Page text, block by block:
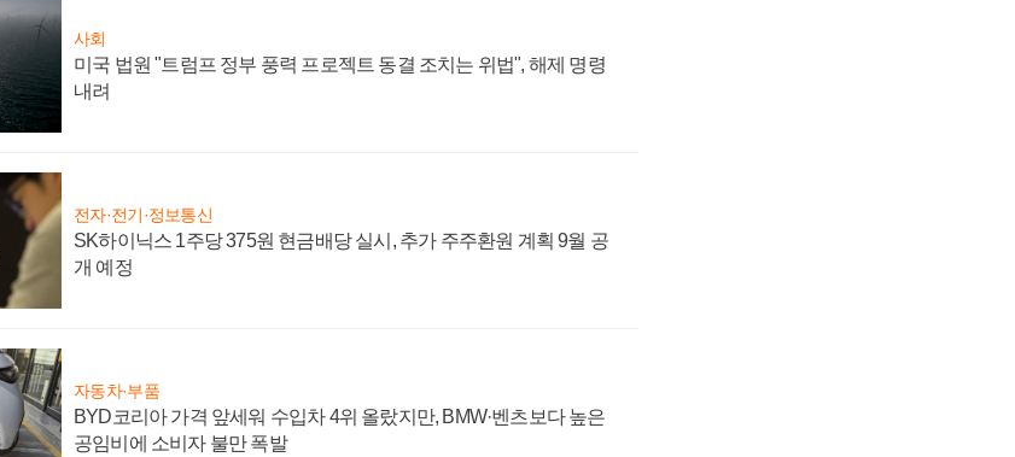
사회
미국 법원 "트럼프 정부 풍력 프로젝트 동결 조치는 위법", 해제 명령
내려
전자·전기·정보통신
SK하이닉스 1주당 375원 현금배당 실시, 추가 주주환원 계획 9월 공
개 예정
자동차·부품
BYD코리아 가격 앞세워 수입차 4위 올랐지만, BMW·벤츠보다 높은
공임비에 소비자 불만 폭발